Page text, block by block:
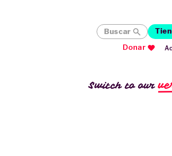
Switch to our
Buscar
Donar